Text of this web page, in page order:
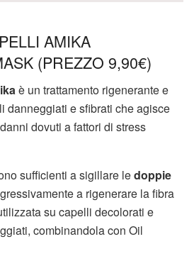
AMIKA
(PREZZO 9,90€)
è un trattamento rigenerante e
danneggiati e sfibrati che agisce
dovuti a fattori di stress
sufficienti a sigillare ledoppie
a rigenerare la fibra
su capelli decolorati e
combinandola con Oil